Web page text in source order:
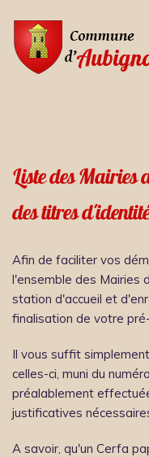
Liste des Mairies
des titres d'identité
Afin de faciliter vos
l'ensemble des Mairies
station d'accueil et
finalisation de votre
Il vous suffit
celles-ci, muni du
préalablement
justificatives
A savoir, qu'un Cerfa